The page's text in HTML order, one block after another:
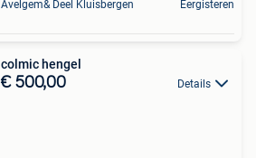
Avelgem& Deel Kluisbergen Eergisteren
colmic hengel
€ 500,00 Details